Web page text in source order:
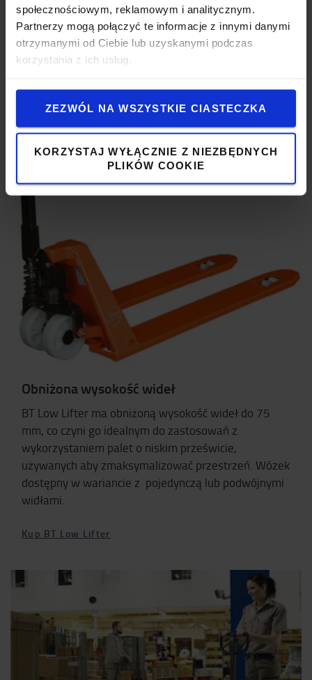
społecznościowym, reklamowym i analitycznym.
Partnerzy mogą połączyć te informacje z innymi danymi
otrzymanymi od Ciebie lub uzyskanymi podczas
korzystania z ich usług.
ZEZWÓL NA WSZYSTKIE CIASTECZKA
KORZYSTAJ WYŁĄCZNIE Z NIEZBĘDNYCH
PLIKÓW COOKIE
BT Silent Lifter jest idealny do nocnych dostaw w
mieszkalnych obszarach, dzięki poziomowi hałasu
pracującego wózka niższym od 60 dB. BT Lifter Silent
został oznakowany etykietą Quiet Mark od 2012
Kup BT Lifter Silent
Obniżona wysokość wideł
BT Low Lifter ma obniżoną wysokość wideł do 75
mm, co czyni go idealnym do zastosowań z
wykorzystaniem palet o niskim prześwicie,
używanych aby zmaksymalizować przestrzeń. Wózek
dostępny w wariancie z pojedynczą lub podwójnymi
widłami.
Kup BT Low Lifter